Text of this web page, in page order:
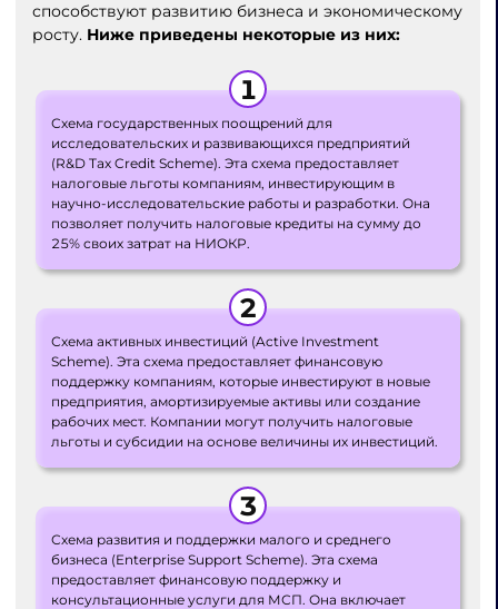
способствуют развитию бизнеса и экономическому
росту. Ниже приведены некоторые из них:
Схема государственных поощрений для
исследовательских и развивающихся предприятий
(R&D Tax Credit Scheme). Эта схема предоставляет
налоговые льготы компаниям, инвестирующим в
научно-исследовательские работы и разработки. Она
позволяет получить налоговые кредиты на сумму до
25% своих затрат на НИОКР.
Схема активных инвестиций (Active Investment
Scheme). Эта схема предоставляет финансовую
поддержку компаниям, которые инвестируют в новые
предприятия, амортизируемые активы или создание
рабочих мест. Компании могут получить налоговые
льготы и субсидии на основе величины их инвестиций.
Схема развития и поддержки малого и среднего
бизнеса (Enterprise Support Scheme). Эта схема
предоставляет финансовую поддержку и
консультационные услуги для МСП. Она включает